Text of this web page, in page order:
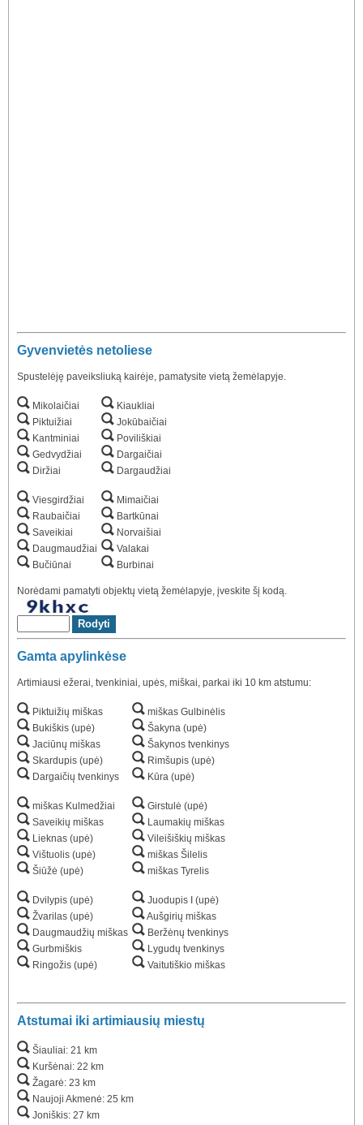
Gyvenvietės netoliese
Spustelėję paveiksliuką kairėje, pamatysite vietą žemėlapyje.
Mikolaičiai
Piktuižiai
Kantminiai
Gedvydžiai
Diržiai
Viesgirdžiai
Raubaičiai
Saveikiai
Daugmaudžiai
Bučiūnai
Kiaukliai
Jokūbaičiai
Poviliškiai
Dargaičiai
Dargaudžiai
Mimaičiai
Bartkūnai
Norvaišiai
Valakai
Burbinai
Norėdami pamatyti objektų vietą žemėlapyje, įveskite šį kodą.
Gamta apylinkėse
Artimiausi ežerai, tvenkiniai, upės, miškai, parkai iki 10 km atstumu:
Piktuižių miškas
Bukiškis (upė)
Jaciūnų miškas
Skardupis (upė)
Dargaičių tvenkinys
miškas Kulmedžiai
Saveikių miškas
Lieknas (upė)
Vištuolis (upė)
Šiūžė (upė)
Dvilypis (upė)
Žvarilas (upė)
Daugmaudžių miškas
Gurbmiškis
Ringožis (upė)
miškas Gulbinėlis
Šakyna (upė)
Šakynos tvenkinys
Rimšupis (upė)
Kūra (upė)
Girstulė (upė)
Laumakių miškas
Vileišiškių miškas
miškas Šilelis
miškas Tyrelis
Juodupis I (upė)
Aušgirių miškas
Beržėnų tvenkinys
Lygudų tvenkinys
Vaitutiškio miškas
Atstumai iki artimiausių miestų
Šiauliai: 21 km
Kuršėnai: 22 km
Žagarė: 23 km
Naujoji Akmenė: 25 km
Joniškis: 27 km